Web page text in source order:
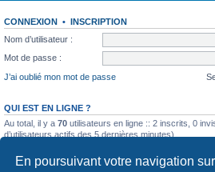
En poursuivant votre navigation
CONNEXION • INSCRIPTION
Nom d’utilisateur :
Mot de passe :
J’ai oublié mon mot de passe
QUI EST EN LIGNE ?
Au total, il y a 70 utilisateurs en ligne :: 2 inscrits, 0
d’utilisateurs actifs des 5 dernières minutes)
0:07